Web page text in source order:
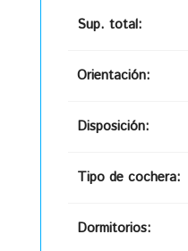
Sup. total:
Orientación:
Disposición:
Tipo de cochera:
Dormitorios: